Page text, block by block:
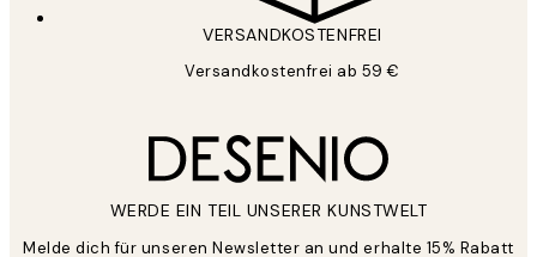
VERSANDKOSTENFREI
Versandkostenfrei ab 59 €
WERDE EIN TEIL UNSERER KUNSTWELT
Melde dich für unseren Newsletter an und erhalte 15% Rabatt